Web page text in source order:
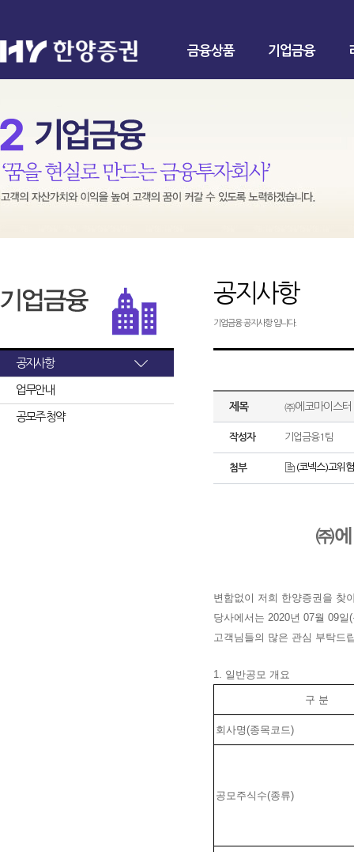
금융상품 기업금융
공지사항
업무안내
공모주 청약
공지사항
기업금융 공지사항 입니다.
제목 ㈜에코마이스터
작성자 기업금융1팀
첨부 (코넥스)고위
㈜
변함없이 저희 한양증권을 찾
당사에서는 2020년 07월 09
고객님들의 많은 관심 부탁드
1. 일반공모 개요
구 분
회사명(종목코드)
공모주식수(종류)